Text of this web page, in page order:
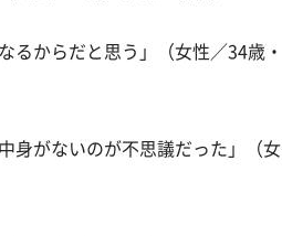
るからだと思う」（女性／34歳・
身がないのが不思議だった」（女